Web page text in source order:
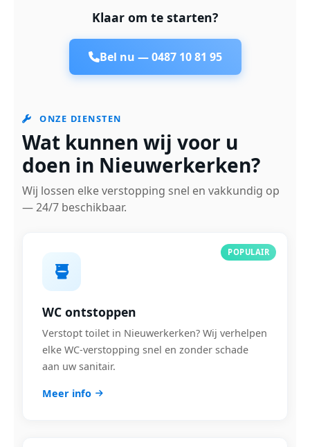
Klaar om te starten?
Bel nu —0487 10 81 95
ONZE DIENSTEN
Wat kunnen wij voor u
doen in Nieuwerkerken?
Wij lossen elke verstopping snel en vakkundig op
— 24/7 beschikbaar.
POPULAIR
WC ontstoppen
Verstopt toilet in Nieuwerkerken? Wij verhelpen
elke WC-verstopping snel en zonder schade
aan uw sanitair.
Meer info